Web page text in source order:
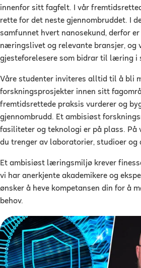
innenfor sitt fagfelt. I vår
rette for det neste gjennombruddet. I
samfunnet hvert nanosekund, derfor
næringslivet og relevante bransjer, og
gjesteforelesere som bidrar til læring i
Våre studenter inviteres alltid til å bli
forskningsprosjekter innen sitt
fremtidsrettede praksis vurderer og
gjennombrudd. Et ambisiøst
fasiliteter og teknologi er på plass. På
du trenger av laboratorier, studioer
Et ambisiøst læringsmiljø krever
vi har anerkjente akademikere og
ønsker å heve kompetansen din for å
behov.